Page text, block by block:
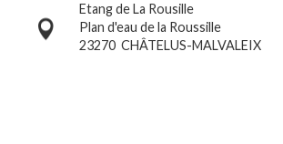
Etang de La Rousille
Plan d'eau de la Roussille
23270 CHÂTELUS-MALVALEIX